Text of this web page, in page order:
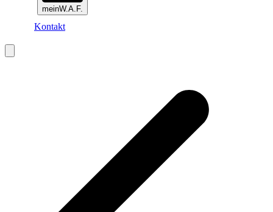
meinW.A.F.
Kontakt